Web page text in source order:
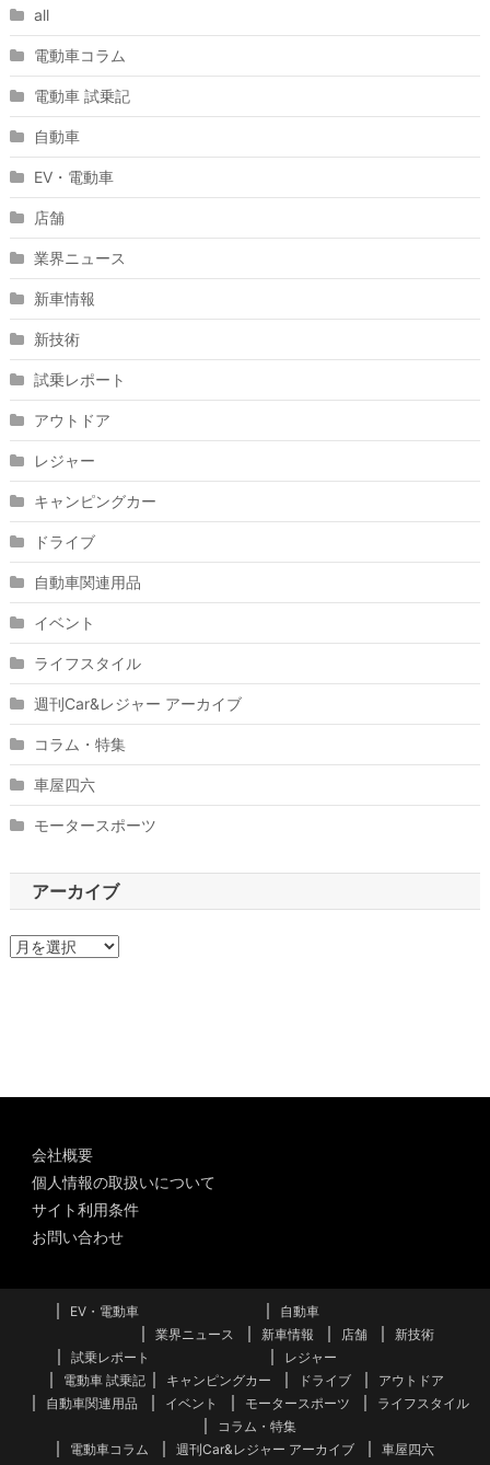
all
電動車コラム
電動車 試乗記
自動車
EV・電動車
店舗
業界ニュース
新車情報
新技術
試乗レポート
アウトドア
レジャー
キャンピングカー
ドライブ
自動車関連用品
イベント
ライフスタイル
週刊Car&レジャー アーカイブ
コラム・特集
車屋四六
モータースポーツ
アーカイブ
ア
会社概要
個人情報の取扱いについて
サイト利用条件
お問い合わせ
EV・電動車
自動車
業界ニュース
新車情報 店舗
新技術
試乗レポート
電動車 試乗記
レジャー
キャンピングカー
ドライブ
アウトドア
自動車関連用品
イベント モータースポーツ
ライフスタイル
コラム・特集
電動車コラム
週刊Car&レジャー アーカイブ 車屋四六